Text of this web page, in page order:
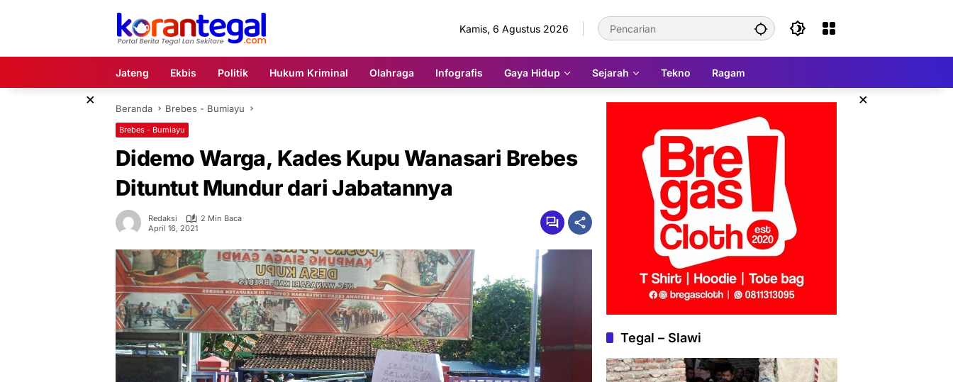
Kamis, 6 Agustus 2026
Jateng Ekbis Politik Hukum Kriminal Olahraga Infografis Gaya Hidup Sejarah Tekno Ragam
× ×
Beranda Brebes - Bumiayu
Brebes - Bumiayu
Didemo Warga, Kades Kupu Wanasari Brebes
Dituntut Mundur dari Jabatannya
Redaksi
2 Min Baca
April 16, 2021
Tegal – Slawi